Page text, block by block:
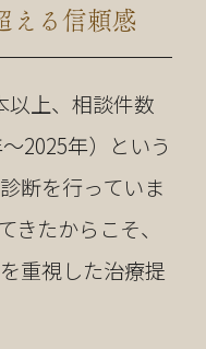
える信頼感
以上、相談件数
2025年）という
断を行っていま
きたからこそ、
重視した治療提